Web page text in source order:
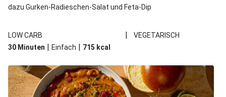
dazu Gurken-Radieschen-Salat und Feta-Dip
LOW CARB |
VEGETARISCH
30 Minuten | Einfach | 715 kcal